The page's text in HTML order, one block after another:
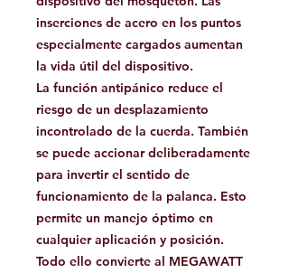
inserciones de acero en los puntos
especialmente cargados aumentan
la vida útil del dispositivo.
La función antipánico reduce el
riesgo de un desplazamiento
incontrolado de la cuerda. También
se puede accionar deliberadamente
para invertir el sentido de
funcionamiento de la palanca. Esto
permite un manejo óptimo en
cualquier aplicación y posición.
Todo ello convierte al MEGAWATT